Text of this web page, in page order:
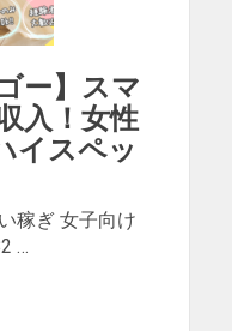
ー】スマ
入！女性
イスペッ
稼ぎ 女子向け
…